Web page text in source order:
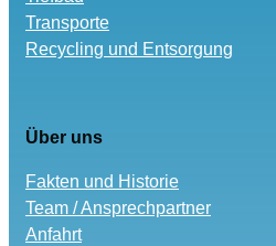
Transporte
Recycling und Entsorgung
Über uns
Fakten und Historie
Team / Ansprechpartner
Anfahrt